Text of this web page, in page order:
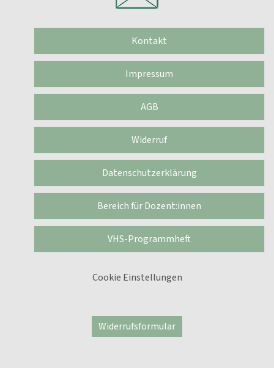
Kontakt
Impressum
AGB
Widerruf
Datenschutzerklärung
Bereich für Dozent:innen
VHS-Programmheft
Cookie Einstellungen
Widerrufsformular